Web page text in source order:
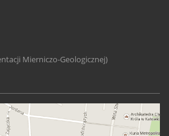
Mierniczo-Geologicznej)